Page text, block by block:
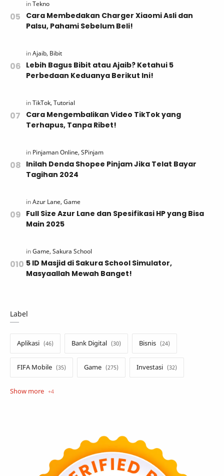
Cara Membedakan Charger Xiaomi Asli dan
Palsu, Pahami Sebelum Beli!
Lebih Bagus Bibit atau Ajaib? Ketahui 5
Perbedaan Keduanya Berikut Ini!
Cara Mengembalikan Video TikTok yang
Terhapus, Tanpa Ribet!
Inilah Denda Shopee Pinjam Jika Telat Bayar
Tagihan 2024
Full Size Azur Lane dan Spesifikasi HP yang Bisa
Main 2025
5 ID Masjid di Sakura School Simulator,
Masyaallah Mewah Banget!
Label
Aplikasi Bank Digital Bisnis
FIFA Mobile Game Investasi
Opini